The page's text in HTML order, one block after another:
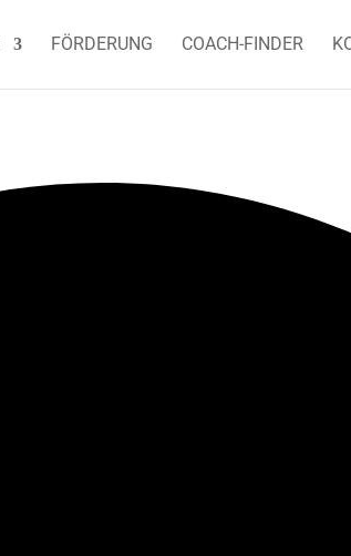
FÖRDERUNG COACH-FINDER